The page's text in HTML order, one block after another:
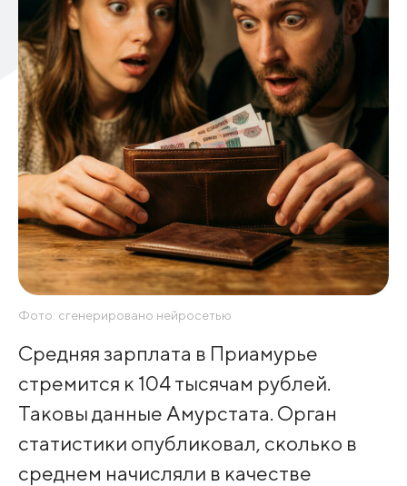
Фото: сгенерировано нейросетью
Средняя зарплата в Приамурье
стремится к 104 тысячам рублей.
Таковы данные Амурстата. Орган
статистики опубликовал, сколько в
среднем начисляли в качестве